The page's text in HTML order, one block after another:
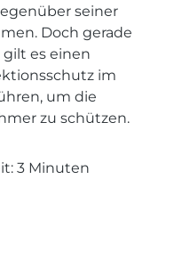
seiner
Doch gerade
es einen
im
um die
zu schützen.
3 Minuten